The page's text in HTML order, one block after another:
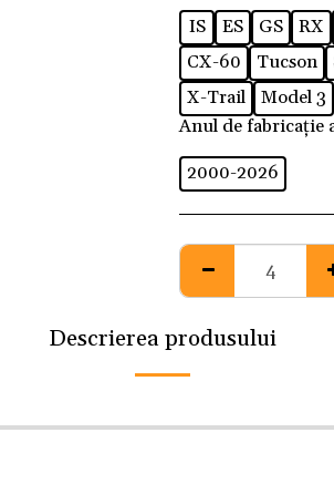
IS
ES GS RX
CX-60
Tucson
X-Trail
Model 3
Anul de fabricație
2000-2026
Descrierea produsului